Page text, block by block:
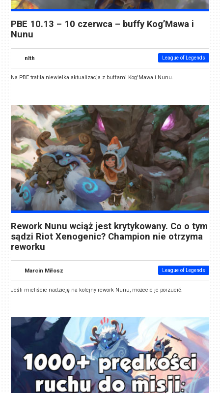
PBE 10.13 – 10 czerwca – buffy Kog’Mawa i
Nunu
nlth League of Legends
Na PBE trafiła niewielka aktualizacja z buffami Kog'Mawa i Nunu.
Rework Nunu wciąż jest krytykowany. Co o tym
sądzi Riot Xenogenic? Champion nie otrzyma
reworku
Marcin Miłosz League of Legends
Jeśli mieliście nadzieję na kolejny rework Nunu, możecie je porzucić.